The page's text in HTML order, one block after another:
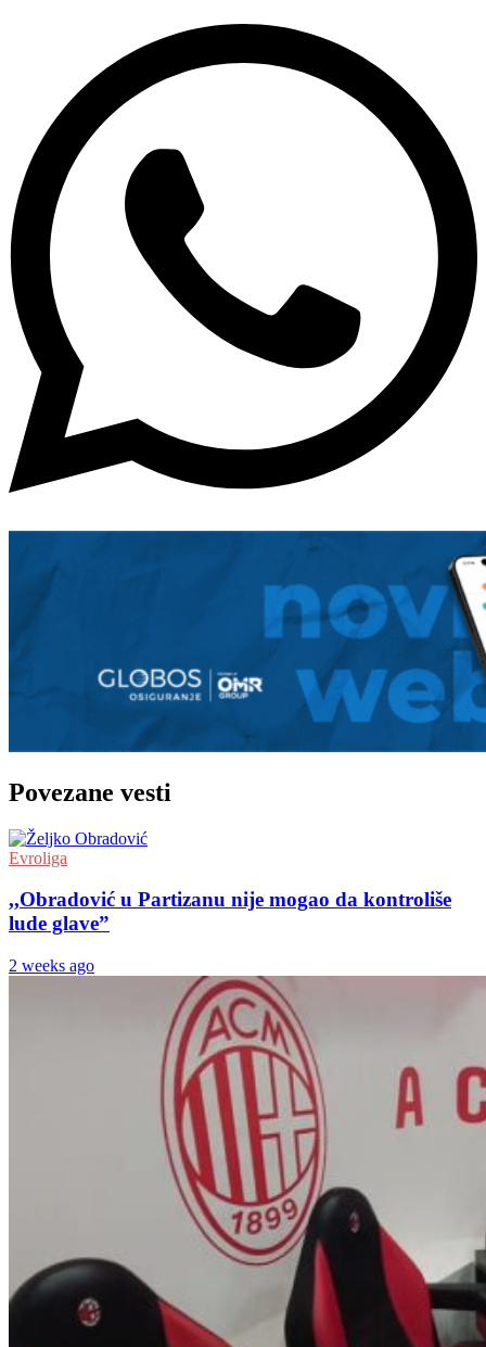
Povezane vesti
Evroliga
,,Obradović u Partizanu nije mogao da kontroliše
lude glave”
2 weeks ago